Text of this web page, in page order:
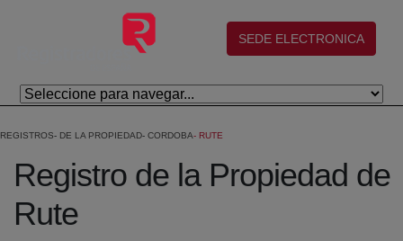
Skip to Main Content
(abre en nueva ventana)
SEDE ELECTRONICA
REGISTROS DE LA PROPIEDAD CORDOBA RUTE
Registro de la Propiedad de
Rute